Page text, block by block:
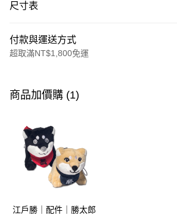
尺寸表
付款與運送方式
超取滿NT$1,800免運
信用卡一次付款
LINE Pay
AFTEE先享後付
【關於「AFTEE先享後付」】
便利好安心！
商品加價購 (1)
江戶勝｜配件｜勝太郎